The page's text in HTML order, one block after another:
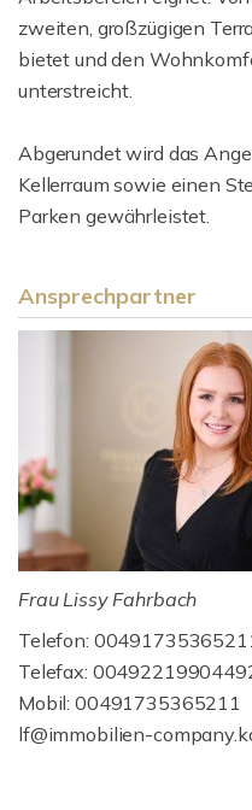
zweiten, großzügigen
bietet und den
unterstreicht.
Abgerundet wird das
Kellerraum sowie einen
Parken gewährleistet.
Ansprechpartner
Frau Lissy Fahrbach
Telefon:
Telefax:
Mobil: 00491735365211
lf@immobilien-